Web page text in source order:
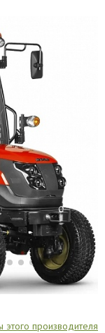
этого производителя